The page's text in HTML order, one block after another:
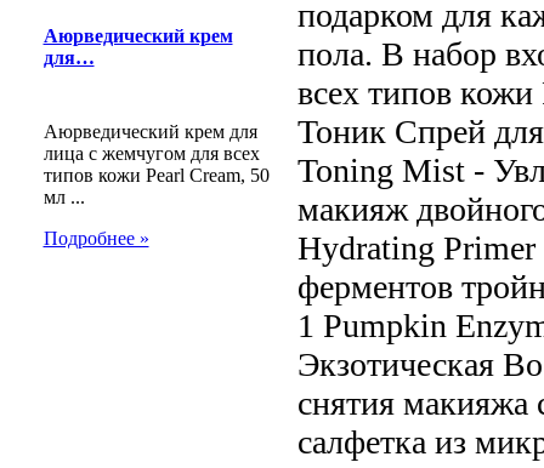
Аюрведический крем
для…
Аюрведический крем для
лица с жемчугом для всех
типов кожи Pearl Cream, 50
мл ...
Подробнее »
подарком для
пола. В набор
всех типов
Тоник Спрей
Toning Mist -
макияж
Hydrating
ферментов
1 Pumpkin
Экзотическая
снятия макияжа
салфетка из